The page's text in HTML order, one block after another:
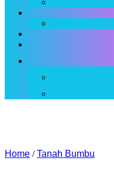
Home /Tanah Bumbu